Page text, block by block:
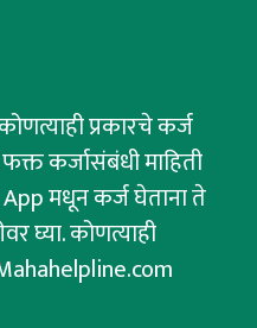
प्रकारचे कर्ज
कर्जासंबंधी माहिती
मधून कर्ज घेताना ते
घ्या. कोणत्याही